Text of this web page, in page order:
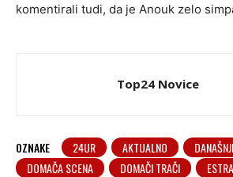
komentirali tudi, da je Anouk zelo
Top24 Novice
OZNAKE 24UR AKTUALNO
DOMAČA SCENA
DOMAČI TRAČI